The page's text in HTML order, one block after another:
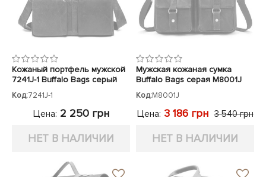
Кожаный портфель мужской
7241J-1 Buffalo Bags серый
Код:7241J-1
Цена: 2 250 грн
НЕТ В НАЛИЧИИ
Мужская кожаная сумка
Buffalo Bags серая M8001J
Код:M8001J
Цена: 3 186 грн 3 540 грн
НЕТ В НАЛИЧИИ